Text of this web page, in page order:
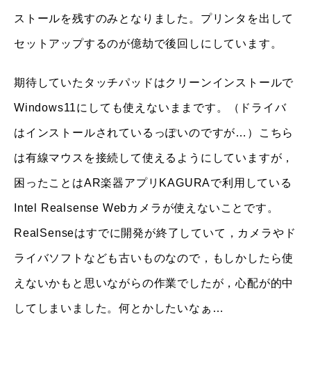
ストールを残すのみとなりました。プリンタを出して
セットアップするのが億劫で後回しにしています。
期待していたタッチパッドはクリーンインストールで
Windows11にしても使えないままです。（ドライバ
はインストールされているっぽいのですが…）こちら
は有線マウスを接続して使えるようにしていますが，
困ったことはAR楽器アプリKAGURAで利用している
Intel Realsense Webカメラが使えないことです。
RealSenseはすでに開発が終了していて，カメラやド
ライバソフトなども古いものなので，もしかしたら使
えないかもと思いながらの作業でしたが，心配が的中
してしまいました。何とかしたいなぁ…